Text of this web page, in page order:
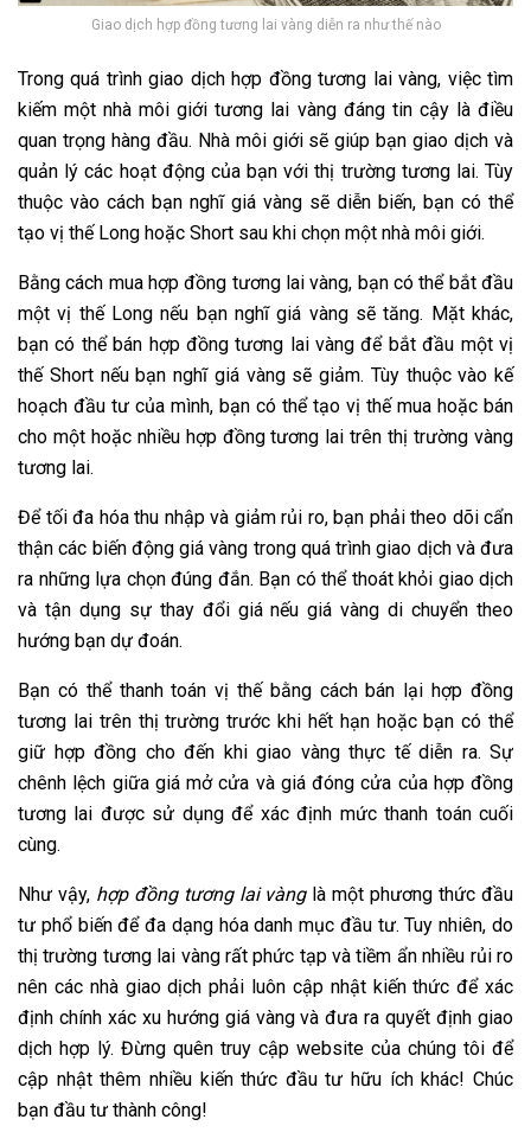
Giao dịch hợp đồng tương lai vàng diễn ra như thế nào
Trong quá trình giao dịch hợp đồng tương lai vàng, việc tìm
kiếm một nhà môi giới tương lai vàng đáng tin cậy là điều
quan trọng hàng đầu. Nhà môi giới sẽ giúp bạn giao dịch và
quản lý các hoạt động của bạn với thị trường tương lai. Tùy
thuộc vào cách bạn nghĩ giá vàng sẽ diễn biến, bạn có thể
tạo vị thế Long hoặc Short sau khi chọn một nhà môi giới.
Bằng cách mua hợp đồng tương lai vàng, bạn có thể bắt đầu
một vị thế Long nếu bạn nghĩ giá vàng sẽ tăng. Mặt khác,
bạn có thể bán hợp đồng tương lai vàng để bắt đầu một vị
thế Short nếu bạn nghĩ giá vàng sẽ giảm. Tùy thuộc vào kế
hoạch đầu tư của mình, bạn có thể tạo vị thế mua hoặc bán
cho một hoặc nhiều hợp đồng tương lai trên thị trường vàng
tương lai.
Để tối đa hóa thu nhập và giảm rủi ro, bạn phải theo dõi cẩn
thận các biến động giá vàng trong quá trình giao dịch và đưa
ra những lựa chọn đúng đắn. Bạn có thể thoát khỏi giao dịch
và tận dụng sự thay đổi giá nếu giá vàng di chuyển theo
hướng bạn dự đoán.
Bạn có thể thanh toán vị thế bằng cách bán lại hợp đồng
tương lai trên thị trường trước khi hết hạn hoặc bạn có thể
giữ hợp đồng cho đến khi giao vàng thực tế diễn ra. Sự
chênh lệch giữa giá mở cửa và giá đóng cửa của hợp đồng
tương lai được sử dụng để xác định mức thanh toán cuối
cùng.
Như vậy, hợp đồng tương lai vànglà một phương thức đầu
tư phổ biến để đa dạng hóa danh mục đầu tư. Tuy nhiên, do
thị trường tương lai vàng rất phức tạp và tiềm ẩn nhiều rủi ro
nên các nhà giao dịch phải luôn cập nhật kiến ​​thức để xác
định chính xác xu hướng giá vàng và đưa ra quyết định giao
dịch hợp lý. Đừng quên truy cập website của chúng tôi để
cập nhật thêm nhiều kiến thức đầu tư hữu ích khác! Chúc
bạn đầu tư thành công!